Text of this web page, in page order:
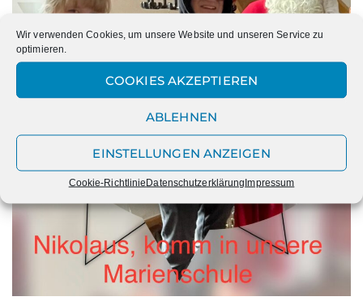
Wir verwenden Cookies, um unsere Website und unseren Service zu
optimieren.
COOKIES AKZEPTIEREN
ABLEHNEN
EINSTELLUNGEN ANZEIGEN
Cookie-RichtlinieDatenschutzerklärungImpressum